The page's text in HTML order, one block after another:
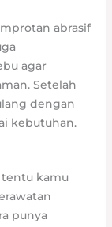
abrasif
agar
Setelah
dengan
kebutuhan.
tentu kamu
punya